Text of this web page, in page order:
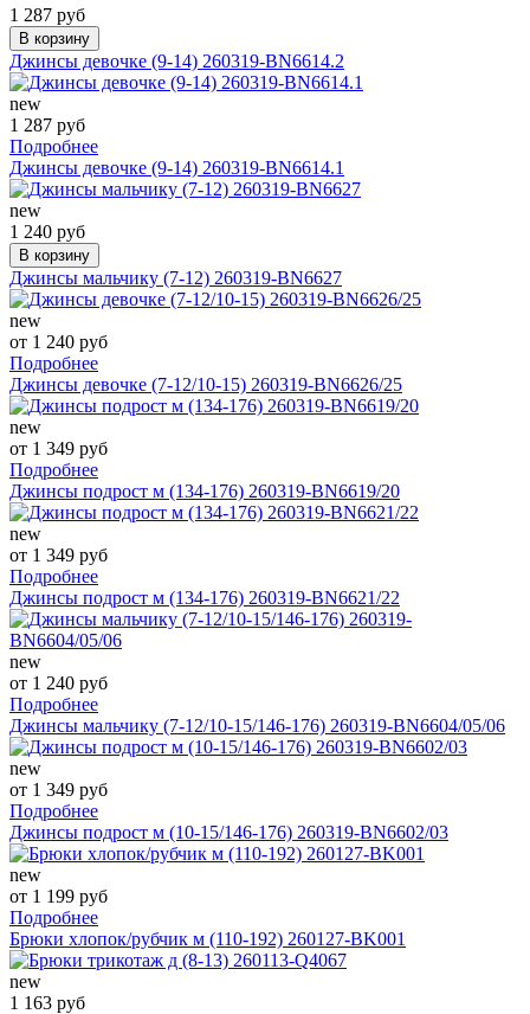
1 287 руб
В корзину
Джинсы девочке (9-14) 260319-BN6614.2
new
1 287 руб
Подробнее
Джинсы девочке (9-14) 260319-BN6614.1
new
1 240 руб
В корзину
Джинсы мальчику (7-12) 260319-BN6627
new
от 1 240 руб
Подробнее
Джинсы девочке (7-12/10-15) 260319-BN6626/25
new
от 1 349 руб
Подробнее
Джинсы подрост м (134-176) 260319-BN6619/20
new
от 1 349 руб
Подробнее
Джинсы подрост м (134-176) 260319-BN6621/22
new
от 1 240 руб
Подробнее
Джинсы мальчику (7-12/10-15/146-176) 260319-BN6604/05/06
new
от 1 349 руб
Подробнее
Джинсы подрост м (10-15/146-176) 260319-BN6602/03
new
от 1 199 руб
Подробнее
Брюки хлопок/рубчик м (110-192) 260127-BK001
new
1 163 руб